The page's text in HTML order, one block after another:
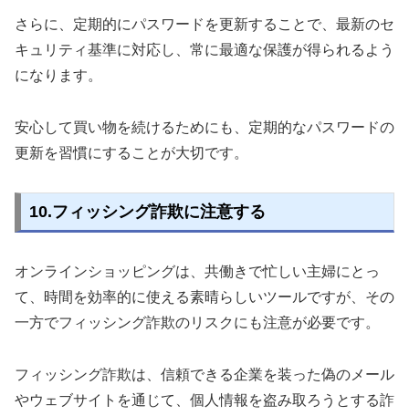
さらに、定期的にパスワードを更新することで、最新のセ
キュリティ基準に対応し、常に最適な保護が得られるよう
になります。
安心して買い物を続けるためにも、定期的なパスワードの
更新を習慣にすることが大切です。
10.フィッシング詐欺に注意する
オンラインショッピングは、共働きで忙しい主婦にとっ
て、時間を効率的に使える素晴らしいツールですが、その
一方でフィッシング詐欺のリスクにも注意が必要です。
フィッシング詐欺は、信頼できる企業を装った偽のメール
やウェブサイトを通じて、個人情報を盗み取ろうとする詐